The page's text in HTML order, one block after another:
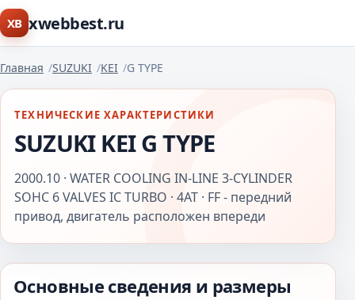
XB xwebbest.ru
Главная SUZUKI KEI G TYPE
ТЕХНИЧЕСКИЕ ХАРАКТЕРИСТИКИ
SUZUKI KEI G TYPE
2000.10 · WATER COOLING IN-LINE 3-CYLINDER
SOHC 6 VALVES IC TURBO · 4AT · FF - передний
привод, двигатель расположен впереди
Основные сведения и размеры